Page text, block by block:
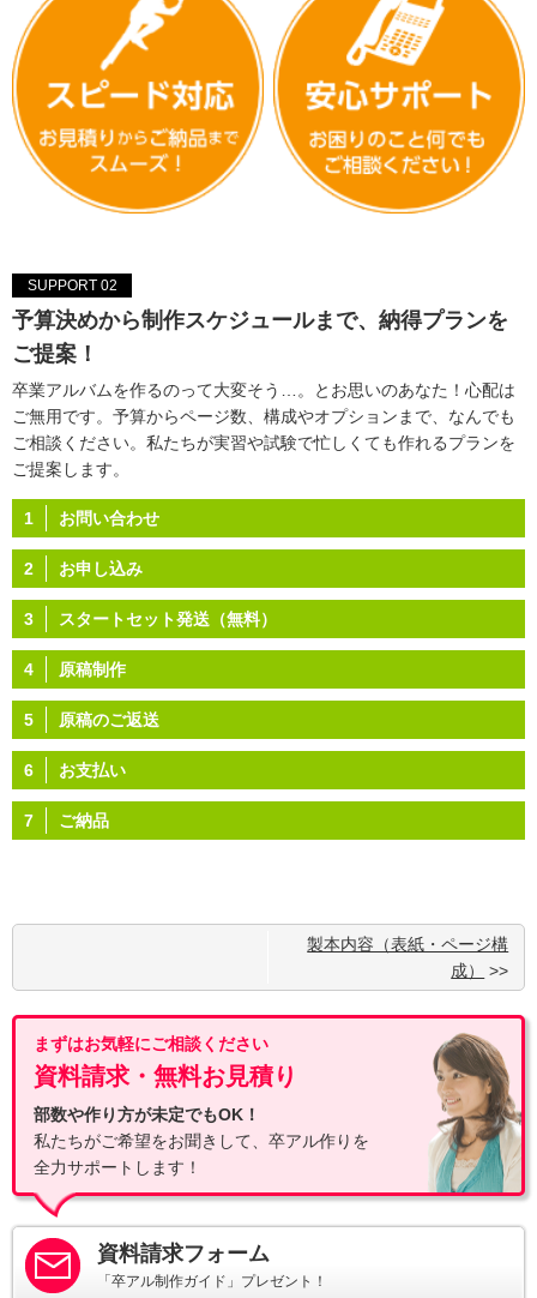
SUPPORT 02
予算決めから制作スケジュールまで、納得プランを
ご提案！
卒業アルバムを作るのって大変そう…。とお思いのあなた！心配は
ご無用です。予算からページ数、構成やオプションまで、なんでも
ご相談ください。私たちが実習や試験で忙しくても作れるプランを
ご提案します。
1 お問い合わせ
2 お申し込み
3 スタートセット発送（無料）
4 原稿制作
5 原稿のご返送
6 お支払い
7 ご納品
製本内容（表紙・ページ構
成）
>>
まずはお気軽にご相談ください
資料請求・無料お見積り
部数や作り方が未定でもOK！
私たちがご希望をお聞きして、卒アル作りを
全力サポートします！
資料請求フォーム
「卒アル制作ガイド」プレゼント！